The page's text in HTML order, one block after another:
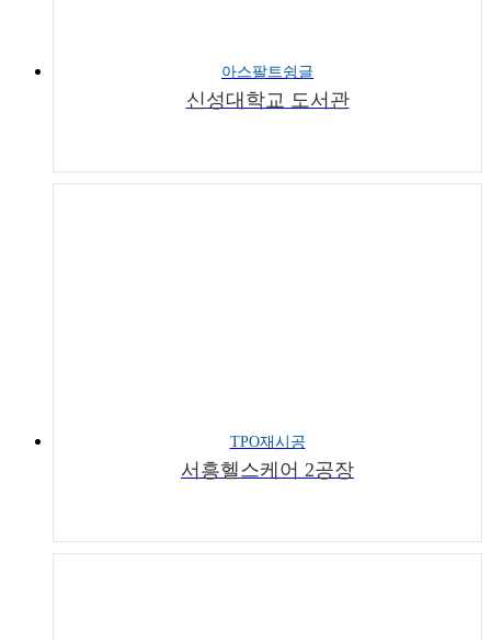
아스팔트슁글
신성대학교 도서관
TPO재시공
서흥헬스케어 2공장